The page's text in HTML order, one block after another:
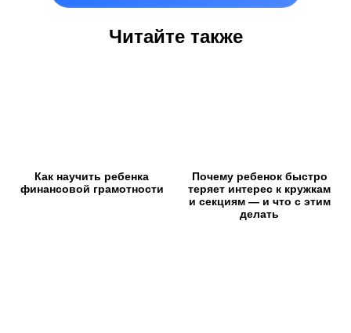
Читайте также
Как научить ребенка
финансовой грамотности
Почему ребенок быстро
теряет интерес к кружкам
и секциям — и что с этим
делать